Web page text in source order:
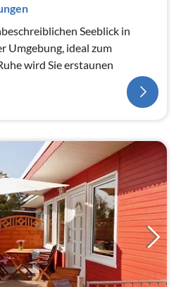
Seeblick in
Umgebung, ideal zum
wird Sie erstaunen